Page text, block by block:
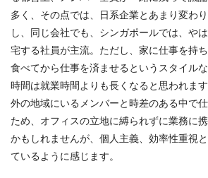
多く、その点では、日系企業とあまり変わ
し、同じ会社でも、シンガポールでは、や
宅する社員が主流。ただし、家に仕事を持
食べてから仕事を済ませるというスタイル
時間は就業時間よりも長くなると思われま
外の地域にいるメンバーと時差のある中で
ため、オフィスの立地に縛られずに業務に
かもしれませんが、個人主義、効率性重視
ているように感じます。